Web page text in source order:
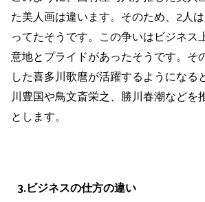
た美人画は違います。そのため、2人
ってたそうです。この争いはビジネス
意地とプライドがあったそうです。そ
した喜多川歌麿が活躍するようになる
川豊国や鳥文斎栄之、勝川春潮などを
とします。
3.ビジネスの仕方の違い